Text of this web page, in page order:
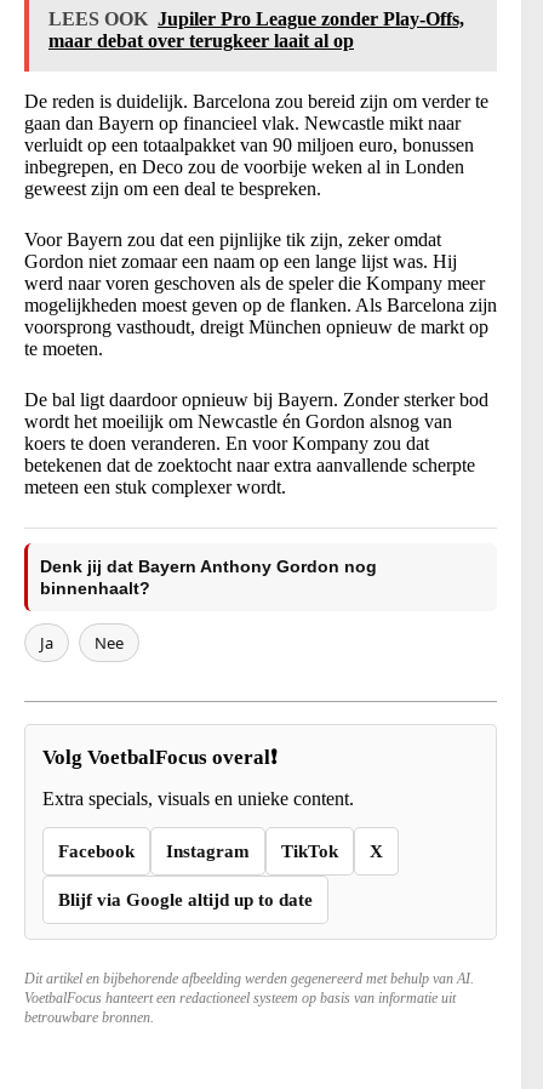
LEES OOK Jupiler Pro League zonder Play-Offs,
maar debat over terugkeer laait al op
De reden is duidelijk. Barcelona zou bereid zijn om verder te
gaan dan Bayern op financieel vlak. Newcastle mikt naar
verluidt op een totaalpakket van 90 miljoen euro, bonussen
inbegrepen, en Deco zou de voorbije weken al in Londen
geweest zijn om een deal te bespreken.
Voor Bayern zou dat een pijnlijke tik zijn, zeker omdat
Gordon niet zomaar een naam op een lange lijst was. Hij
werd naar voren geschoven als de speler die Kompany meer
mogelijkheden moest geven op de flanken. Als Barcelona zijn
voorsprong vasthoudt, dreigt München opnieuw de markt op
te moeten.
De bal ligt daardoor opnieuw bij Bayern. Zonder sterker bod
wordt het moeilijk om Newcastle én Gordon alsnog van
koers te doen veranderen. En voor Kompany zou dat
betekenen dat de zoektocht naar extra aanvallende scherpte
meteen een stuk complexer wordt.
Denk jij dat Bayern Anthony Gordon nog
binnenhaalt?
Ja Nee
Volg VoetbalFocus overal❗
Extra specials, visuals en unieke content.
Facebook Instagram TikTok X
Blijf via Google altijd up to date
Dit artikel en bijbehorende afbeelding werden gegenereerd met behulp van AI.
VoetbalFocus hanteert een redactioneel systeem op basis van informatie uit
betrouwbare bronnen.